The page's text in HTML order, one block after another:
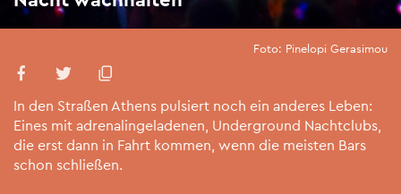
Foto: Pinelopi Gerasimou
In den Straßen Athens pulsiert noch ein anderes Leben:
Eines mit adrenalingeladenen, Underground Nachtclubs,
die erst dann in Fahrt kommen, wenn die meisten Bars
schon schließen.